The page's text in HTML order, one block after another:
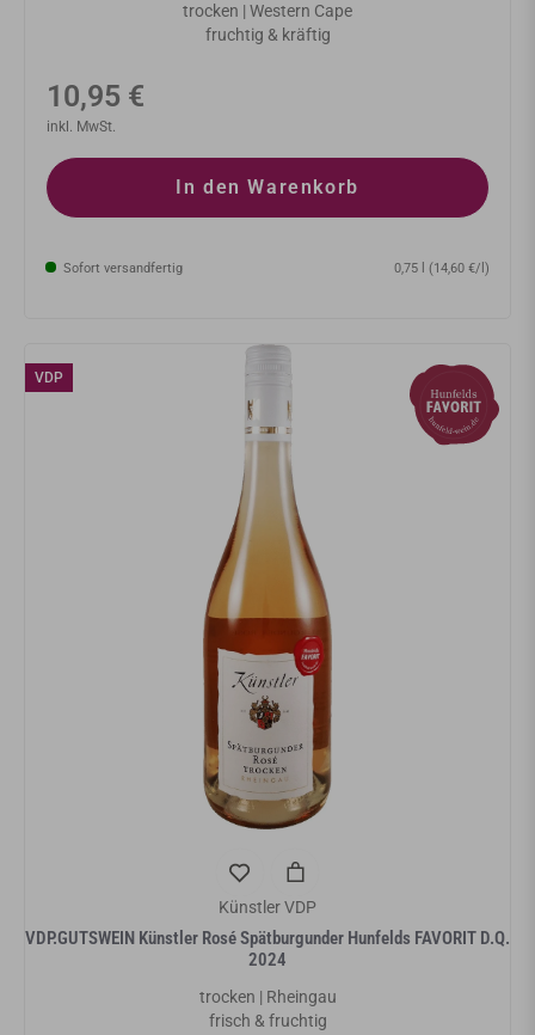
trocken | Western Cape
fruchtig & kräftig
Normaler
Preis
10,95 €
inkl. MwSt.
In den Warenkorb
Sofort versandfertig 0,75 l (14,60 €/l)
VDP
Künstler VDP
VDP.GUTSWEIN Künstler Rosé Spätburgunder Hunfelds FAVORIT D.Q.
2024
trocken | Rheingau
frisch & fruchtig